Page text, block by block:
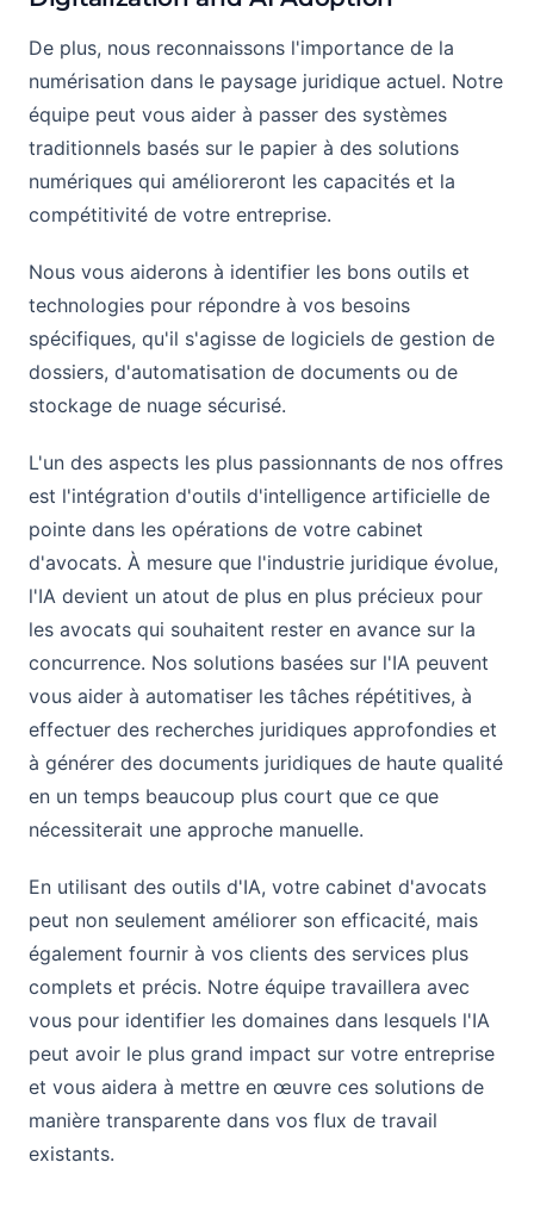
De plus, nous reconnaissons l'importance de la
numérisation dans le paysage juridique actuel. Notre
équipe peut vous aider à passer des systèmes
traditionnels basés sur le papier à des solutions
numériques qui amélioreront les capacités et la
compétitivité de votre entreprise.
Nous vous aiderons à identifier les bons outils et
technologies pour répondre à vos besoins
spécifiques, qu'il s'agisse de logiciels de gestion de
dossiers, d'automatisation de documents ou de
stockage de nuage sécurisé.
L'un des aspects les plus passionnants de nos offres
est l'intégration d'outils d'intelligence artificielle de
pointe dans les opérations de votre cabinet
d'avocats. À mesure que l'industrie juridique évolue,
l'IA devient un atout de plus en plus précieux pour
les avocats qui souhaitent rester en avance sur la
concurrence. Nos solutions basées sur l'IA peuvent
vous aider à automatiser les tâches répétitives, à
effectuer des recherches juridiques approfondies et
à générer des documents juridiques de haute qualité
en un temps beaucoup plus court que ce que
nécessiterait une approche manuelle.
En utilisant des outils d'IA, votre cabinet d'avocats
peut non seulement améliorer son efficacité, mais
également fournir à vos clients des services plus
complets et précis. Notre équipe travaillera avec
vous pour identifier les domaines dans lesquels l'IA
peut avoir le plus grand impact sur votre entreprise
et vous aidera à mettre en œuvre ces solutions de
manière transparente dans vos flux de travail
existants.